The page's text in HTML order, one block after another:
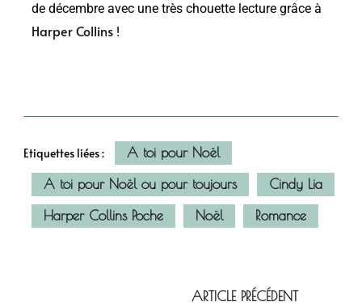
de décembre avec une très chouette lecture grâce à
Harper Collins !
Etiquettes liées :
A toi pour Noël
A toi pour Noël ou pour toujours
Cindy Lia
Harper Collins Poche
Noël Romance
ARTICLE PRÉCÉDENT